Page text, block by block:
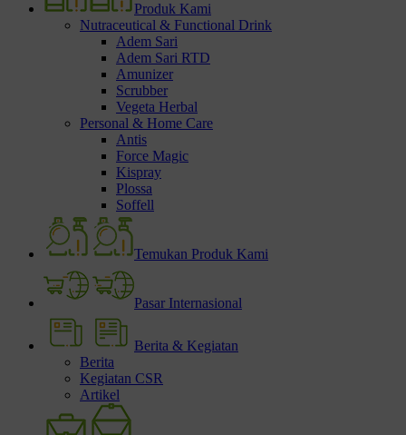
Produk Kami
Nutraceutical & Functional Drink
Adem Sari
Adem Sari RTD
Amunizer
Scrubber
Vegeta Herbal
Personal & Home Care
Antis
Force Magic
Kispray
Plossa
Soffell
Temukan Produk Kami
Pasar Internasional
Berita & Kegiatan
Berita
Kegiatan CSR
Artikel